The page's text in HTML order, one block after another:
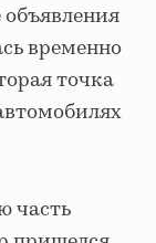
временно
точка
часть